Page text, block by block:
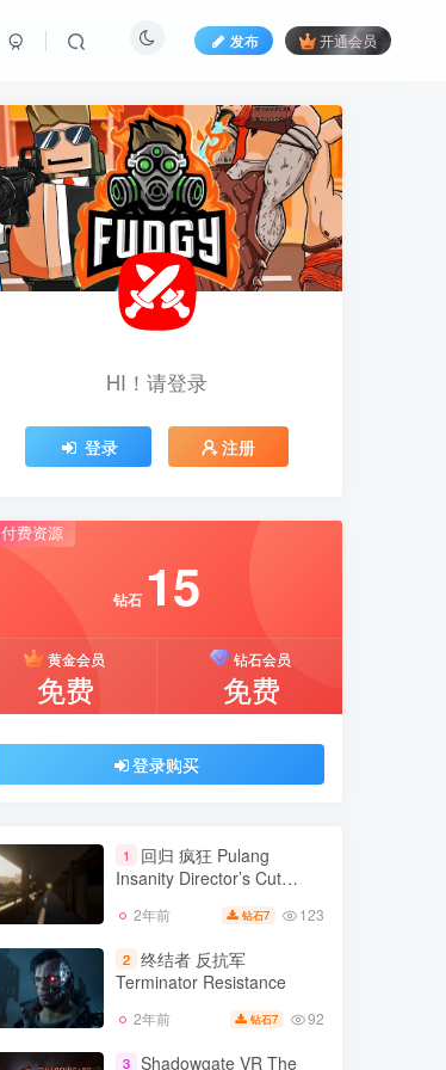
发布 开通会员
HI！请登录
登录 注册
付费资源
钻石 15
黄金会员
免费
钻石会员
免费
登录购买
1
回归 疯狂 Pulang
Insanity Director’s Cut
DLC 官方中文
2年前 钻石7 123
2 终结者 反抗军
Terminator Resistance
2年前 钻石7 92
3 Shadowgate VR The
HI！请登录
登录 注册
推荐开通钻石会员下载更优惠！
推荐开通钻石会员下载更优惠！
15
免费 免费
1
回归 疯狂 Pulang
Insanity Director’s Cut
v1.2.0.0导演剪辑版 集成全
DLC 官方中文
2年前 钻石7
2
终结者 反抗军